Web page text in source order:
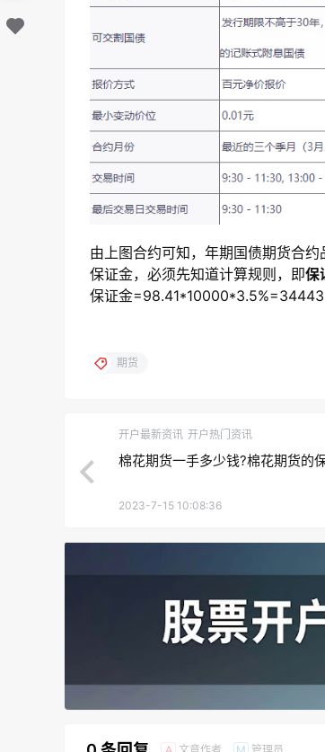
由上图合约可知，年期国债期货合
保证金，必须先知道计算规则，即保
保证金
期货
开户最新资讯 开户热门资讯
棉花期货一手多少钱?棉花期货的
2023-7-15 10:08:36